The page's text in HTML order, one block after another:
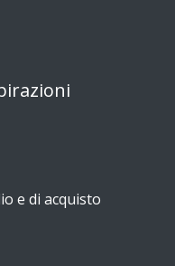
e di acquisto